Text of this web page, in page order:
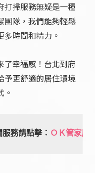
打掃服務無疑是一種
團隊，我們能夠輕鬆
時間和精力。
了幸福感！台北到府
予更舒適的居住環境
。
務請點擊： ＯＫ管家臉